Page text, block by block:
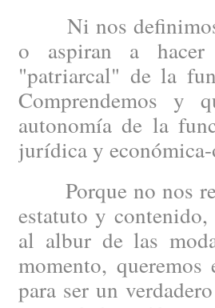
Ni nos definimos
o aspiran a
"patriarcal" de la
Comprendemos y
autonomía de la
jurídica y
Porque no nos
estatuto y
al albur de las
momento,
para ser un